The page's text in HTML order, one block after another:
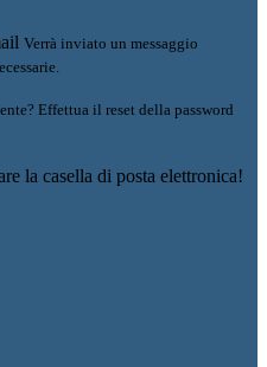
Verrà inviato un messaggio
Effettua il reset della password
la casella di posta elettronica!